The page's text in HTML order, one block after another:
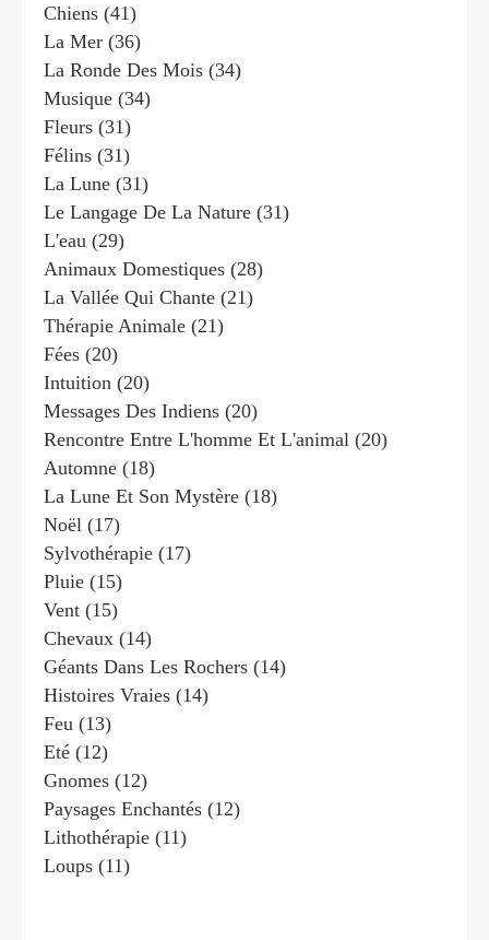
Chiens (41)
La Mer (36)
La Ronde Des Mois (34)
Musique (34)
Fleurs (31)
Félins (31)
La Lune (31)
Le Langage De La Nature (31)
L'eau (29)
Animaux Domestiques (28)
La Vallée Qui Chante (21)
Thérapie Animale (21)
Fées (20)
Intuition (20)
Messages Des Indiens (20)
Rencontre Entre L'homme Et L'animal (20)
Automne (18)
La Lune Et Son Mystère (18)
Noël (17)
Sylvothérapie (17)
Pluie (15)
Vent (15)
Chevaux (14)
Géants Dans Les Rochers (14)
Histoires Vraies (14)
Feu (13)
Eté (12)
Gnomes (12)
Paysages Enchantés (12)
Lithothérapie (11)
Loups (11)